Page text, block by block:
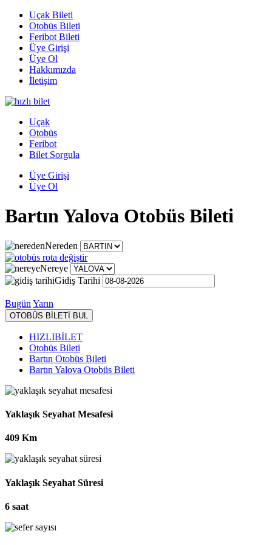
Uçak Bileti
Otobüs Bileti
Feribot Bileti
Üye Girişi
Üye Ol
Hakkımızda
İletişim
Uçak
Otobüs
Feribot
Bilet Sorgula
Üye Girişi
Üye Ol
Bartın Yalova Otobüs Bileti
Nereden
Nereye
Gidiş Tarihi
Bugün Yarın
OTOBÜS BİLETİ BUL
HIZLIBİLET
Otobüs Bileti
Bartın Otobüs Bileti
Bartın Yalova Otobüs Bileti
Yaklaşık Seyahat Mesafesi
409 Km
Yaklaşık Seyahat Süresi
6 saat